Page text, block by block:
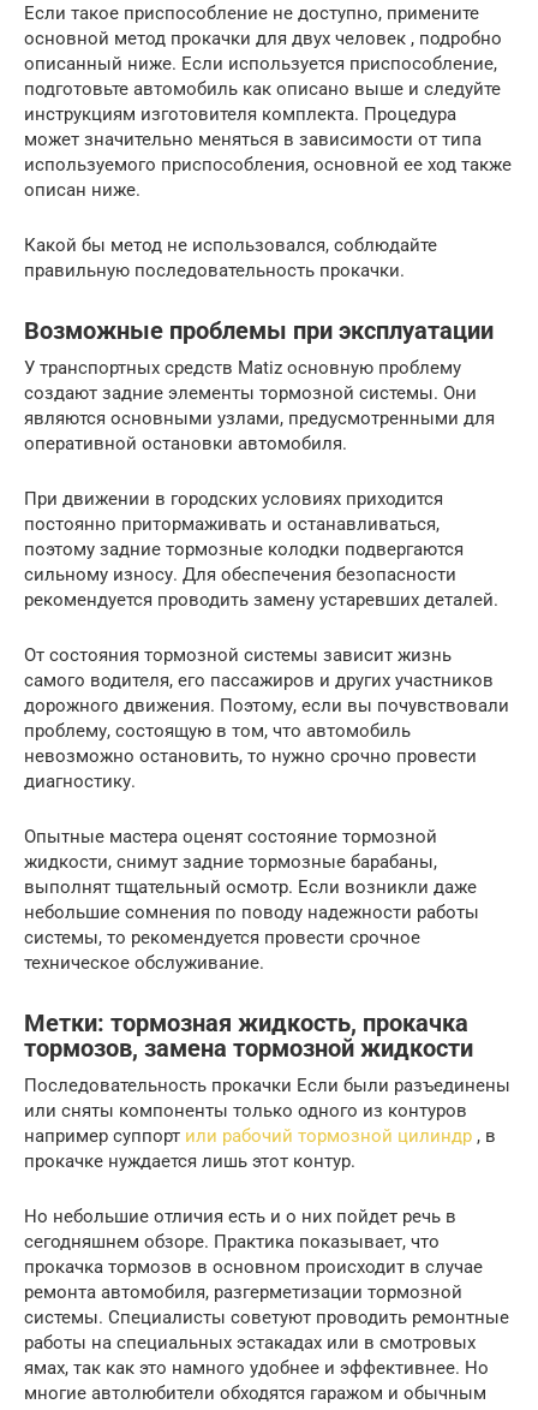
Если такое приспособление не доступно, примените
основной метод прокачки для двух человек , подробно
описанный ниже. Если используется приспособление,
подготовьте автомобиль как описано выше и следуйте
инструкциям изготовителя комплекта. Процедура
может значительно меняться в зависимости от типа
используемого приспособления, основной ее ход также
описан ниже.
Какой бы метод не использовался, соблюдайте
правильную последовательность прокачки.
Возможные проблемы при эксплуатации
У транспортных средств Matiz основную проблему
создают задние элементы тормозной системы. Они
являются основными узлами, предусмотренными для
оперативной остановки автомобиля.
При движении в городских условиях приходится
постоянно притормаживать и останавливаться,
поэтому задние тормозные колодки подвергаются
сильному износу. Для обеспечения безопасности
рекомендуется проводить замену устаревших деталей.
От состояния тормозной системы зависит жизнь
самого водителя, его пассажиров и других участников
дорожного движения. Поэтому, если вы почувствовали
проблему, состоящую в том, что автомобиль
невозможно остановить, то нужно срочно провести
диагностику.
Опытные мастера оценят состояние тормозной
жидкости, снимут задние тормозные барабаны,
выполнят тщательный осмотр. Если возникли даже
небольшие сомнения по поводу надежности работы
системы, то рекомендуется провести срочное
техническое обслуживание.
Метки: тормозная жидкость, прокачка
тормозов, замена тормозной жидкости
Последовательность прокачки Если были разъединены
или сняты компоненты только одного из контуров
например суппорт или рабочий тормозной цилиндр , в
прокачке нуждается лишь этот контур.
Но небольшие отличия есть и о них пойдет речь в
сегодняшнем обзоре. Практика показывает, что
прокачка тормозов в основном происходит в случае
ремонта автомобиля, разгерметизации тормозной
системы. Специалисты советуют проводить ремонтные
работы на специальных эстакадах или в смотровых
ямах, так как это намного удобнее и эффективнее. Но
многие автолюбители обходятся гаражом и обычным